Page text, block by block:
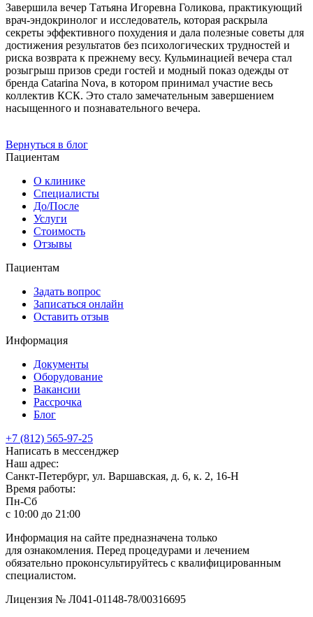
Завершила вечер Татьяна Игоревна Голикова, практикующий
врач-эндокринолог и исследователь, которая раскрыла
секреты эффективного похудения и дала полезные советы для
достижения результатов без психологических трудностей и
риска возврата к прежнему весу. Кульминацией вечера стал
розыгрыш призов среди гостей и модный показ одежды от
бренда Catarina Nova, в котором принимал участие весь
коллектив КСК. Это стало замечательным завершением
насыщенного и познавательного вечера.
Вернуться в блог
Пациентам
О клинике
Специалисты
До/После
Услуги
Стоимость
Отзывы
Пациентам
Задать вопрос
Записаться онлайн
Оставить отзыв
Информация
Документы
Оборудование
Вакансии
Рассрочка
Блог
+7 (812) 565-97-25
Написать в мессенджер
Наш адрес:
Санкт-Петербург, ул. Варшавская, д. 6, к. 2, 16-Н
Время работы:
Пн-Сб
с 10:00 до 21:00
Информация на сайте предназначена только
для ознакомления. Перед процедурами и лечением
обязательно проконсультируйтесь с квалифицированным
специалистом.
Лицензия № Л041-01148-78/00316695